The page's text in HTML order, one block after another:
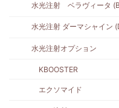
水光注射 ベラヴィータ
水光注射 ダーマシャイン
水光注射オプション
KBOOSTER
エクソマイド